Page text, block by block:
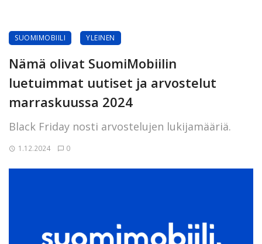
SUOMIMOBIILI YLEINEN
Nämä olivat SuomiMobiilin
luetuimmat uutiset ja arvostelut
marraskuussa 2024
Black Friday nosti arvostelujen lukijamääriä.
1.12.2024 0